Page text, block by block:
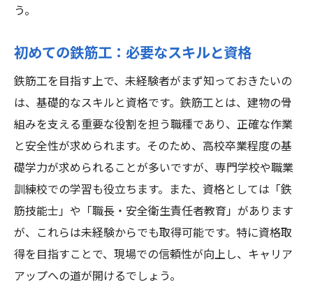
構え
鉄筋工の魅力：松戸市での充実した働き方
松戸市での鉄筋工求人未経験からでも安心して
始められる理由
松戸市での鉄筋工求人の特徴
未経験者でも安心のサポート体制
鉄筋工として成功するための研修制度
松戸市での鉄筋工の需要と求人の見通し
未経験者が気をつけるべき注意点
松戸市での鉄筋工としてのキャリアパス
う。
初めての鉄筋工：必要なスキルと資格
鉄筋工を目指す上で、未経験者がまず知っておきたいの
は、基礎的なスキルと資格です。鉄筋工とは、建物の骨
組みを支える重要な役割を担う職種であり、正確な作業
と安全性が求められます。そのため、高校卒業程度の基
礎学力が求められることが多いですが、専門学校や職業
訓練校での学習も役立ちます。また、資格としては「鉄
筋技能士」や「職長・安全衛生責任者教育」があります
が、これらは未経験からでも取得可能です。特に資格取
得を目指すことで、現場での信頼性が向上し、キャリア
アップへの道が開けるでしょう。